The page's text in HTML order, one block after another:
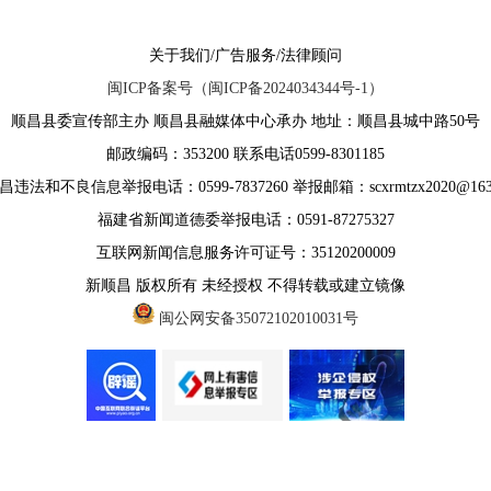
关于我们/广告服务/法律顾问
闽ICP备案号（闽ICP备2024034344号-1）
顺昌县委宣传部主办 顺昌县融媒体中心承办 地址：顺昌县城中路50号
邮政编码：353200 联系电话0599-8301185
违法和不良信息举报电话：0599-7837260 举报邮箱：
福建省新闻道德委举报电话：0591-87275327
互联网新闻信息服务许可证号：35120200009
新顺昌 版权所有 未经授权 不得转载或建立镜像
闽公网安备35072102010031号